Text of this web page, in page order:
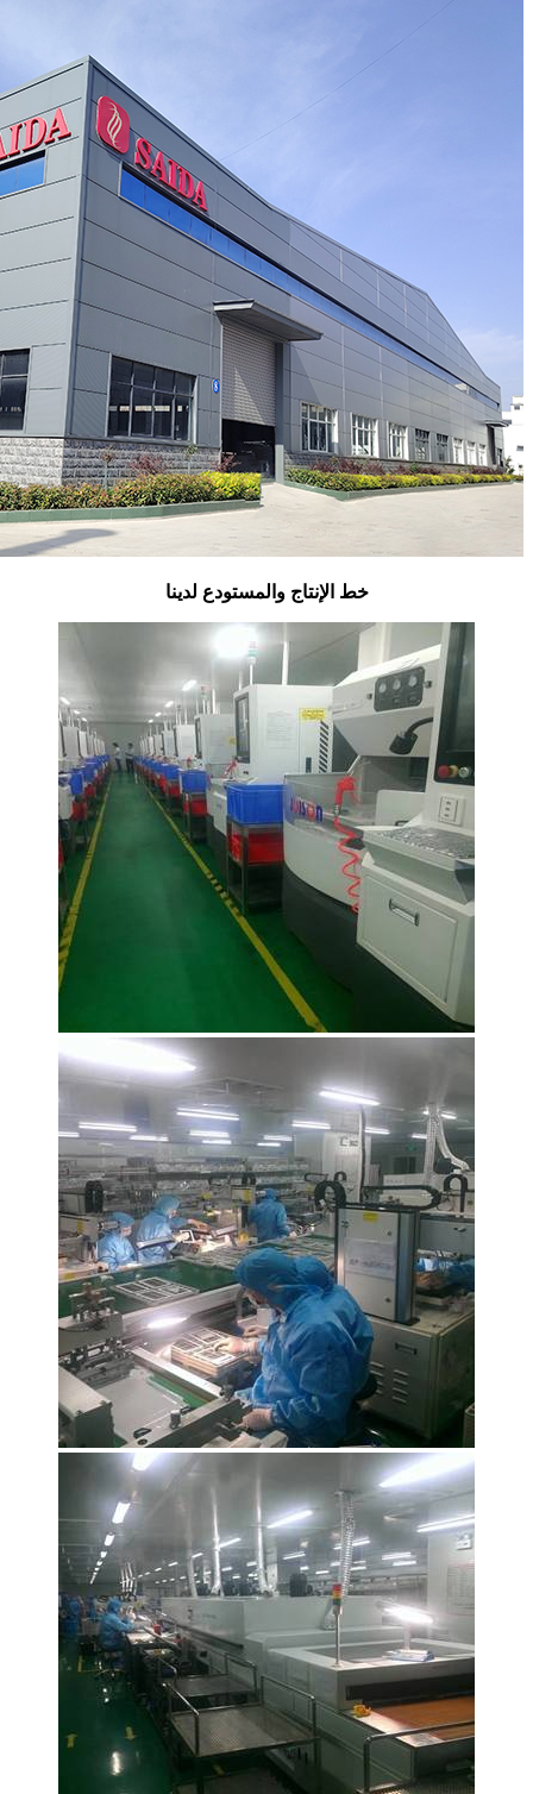
خط الإنتاج والمستودع لدينا